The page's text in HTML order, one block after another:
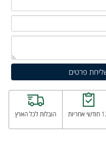
הובלות לכל הארץ